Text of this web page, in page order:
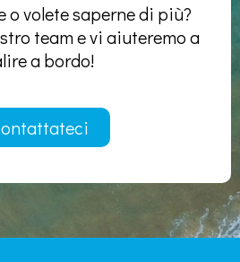
o volete saperne di più?
team e vi aiuteremo a
a bordo!